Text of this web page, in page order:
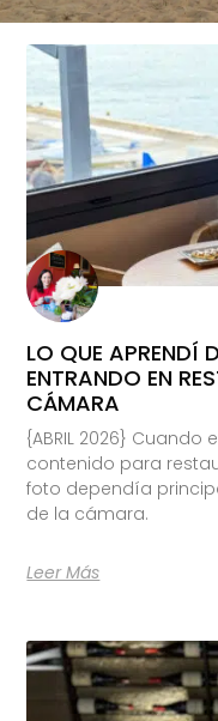
LO QUE APRENDÍ
ENTRANDO EN
CÁMARA
{ABRIL 2026}
contenido para
foto dependía
de la cámara.
Leer Más